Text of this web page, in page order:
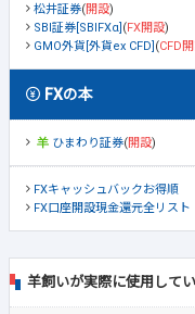
松井証券(開設)
SBI証券[SBIFXα] (FX開設)
GMO外貨[外貨ex CFD] (CFD
FXの本
ひまわり証券(開設)
FXキャッシュバックお得順
FX口座開設現金還元全リスト
羊飼いが実際に使用して